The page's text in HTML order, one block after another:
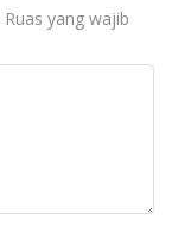
Ruas yang wajib